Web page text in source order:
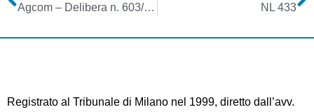
Agcom – Delibera n. 603/07/CONS NL 433
Registrato al Tribunale di Milano nel 1999, diretto dall’avv.